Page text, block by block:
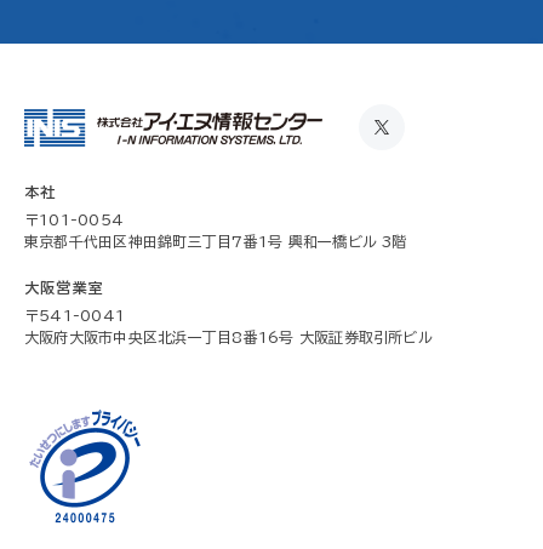
本社
〒101-0054
東京都千代田区神田錦町三丁目7番1号 興和一橋ビル 3階
大阪営業室
〒541-0041
大阪府大阪市中央区北浜一丁目8番16号 大阪証券取引所ビル